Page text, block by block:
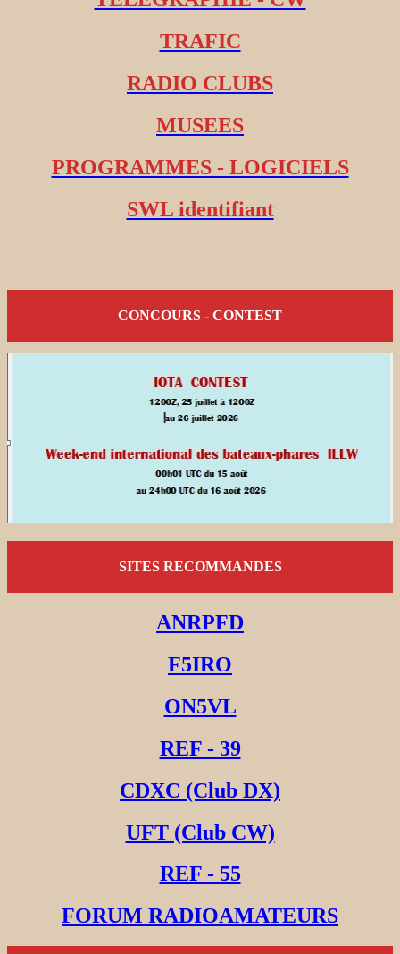
TRAFIC
RADIO CLUBS
MUSEES
PROGRAMMES - LOGICIELS
SWL identifiant
CONCOURS - CONTEST
SITES RECOMMANDES
ANRPFD
F5IRO
ON5VL
REF - 39
CDXC (Club DX)
UFT (Club CW)
REF - 55
FORUM RADIOAMATEURS